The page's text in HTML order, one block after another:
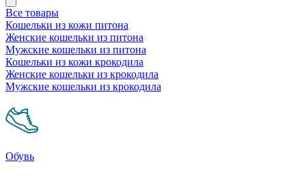
Все товары
Кошельки из кожи питона
Женские кошельки из питона
Мужские кошельки из питона
Кошельки из кожи крокодила
Женские кошельки из крокодила
Мужские кошельки из крокодила
Обувь